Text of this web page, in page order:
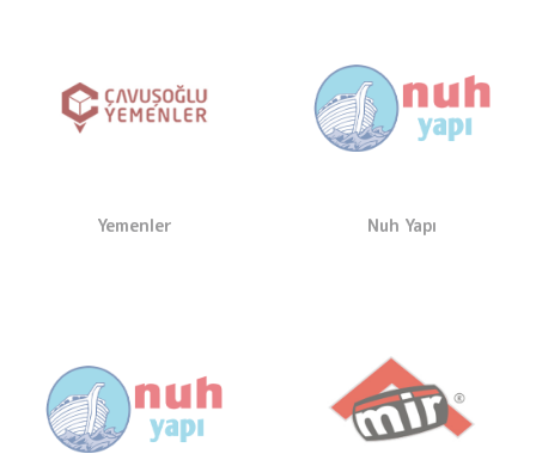
Yemenler Nuh Yapı